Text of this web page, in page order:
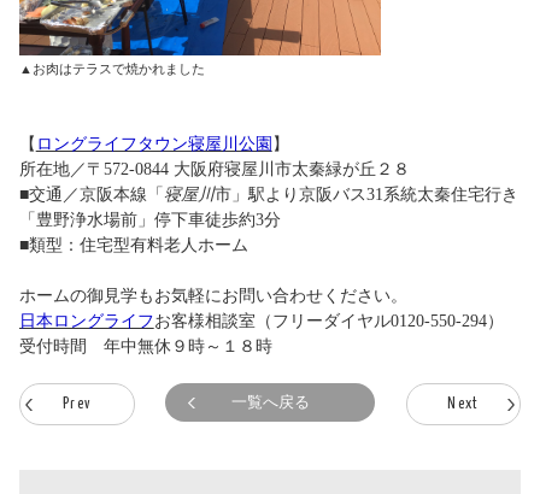
▲お肉はテラスで焼かれました
【 ロングライフタウン寝屋川公園 】
所在地／〒572-0844 大阪府寝屋川市太秦緑が丘２８
■交通／京阪本線「 寝屋川市」駅より京阪バス31系統太秦住宅行き
「豊野浄水場前」停下車徒歩約3分
■類型：住宅型有料老人ホーム
ホームの御見学もお気軽にお問い合わせください。
日本ロングライフお客様相談室（フリーダイヤル0120-550-294）
受付時間 年中無休９時～１８時
Prev 一覧へ戻る Next